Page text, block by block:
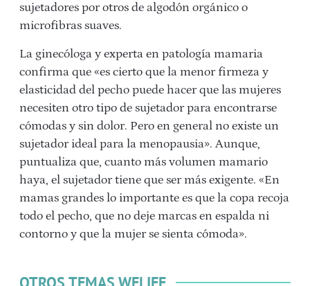
sujetadores por otros de algodón orgánico o
microfibras suaves.
La ginecóloga y experta en patología mamaria
confirma que «es cierto que la menor firmeza y
elasticidad del pecho puede hacer que las mujeres
necesiten otro tipo de sujetador para encontrarse
cómodas y sin dolor. Pero en general no existe un
sujetador ideal para la menopausia». Aunque,
puntualiza que, cuanto más volumen mamario
haya, el sujetador tiene que ser más exigente. «En
mamas grandes lo importante es que la copa recoja
todo el pecho, que no deje marcas en espalda ni
contorno y que la mujer se sienta cómoda».